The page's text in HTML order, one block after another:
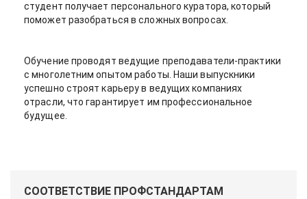
студент получает персонального куратора, который
поможет разобраться в сложных вопросах.
Обучение проводят ведущие преподаватели-практики
с многолетним опытом работы. Наши выпускники
успешно строят карьеру в ведущих компаниях
отрасли, что гарантирует им профессиональное
будущее.
СООТВЕТСТВИЕ ПРОФСТАНДАРТАМ